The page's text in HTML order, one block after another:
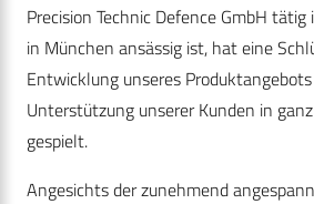
Precision Technic Defence GmbH
in München ansässig ist, hat eine
Entwicklung unseres
Unterstützung unserer Kunden in
gespielt.
Angesichts der zunehmend